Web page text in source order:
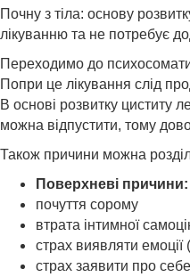
Почну з тіла: основу
лікуванню та не потребує
Переходимо до
Попри це лікування слід
В основі розвитку циститу
можна відпустити, тому
Також причини можна
Поверхневі причини:
почуття сорому
втрата інтимної
страх виявляти емоції
страх заявити про